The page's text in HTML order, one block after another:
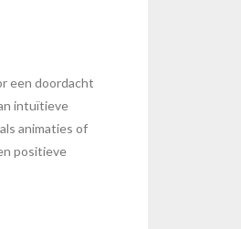
een doordacht
intuïtieve
animaties of
positieve